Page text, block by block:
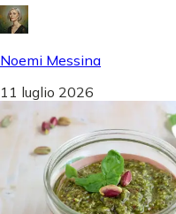
Noemi Messina
11 luglio 2026